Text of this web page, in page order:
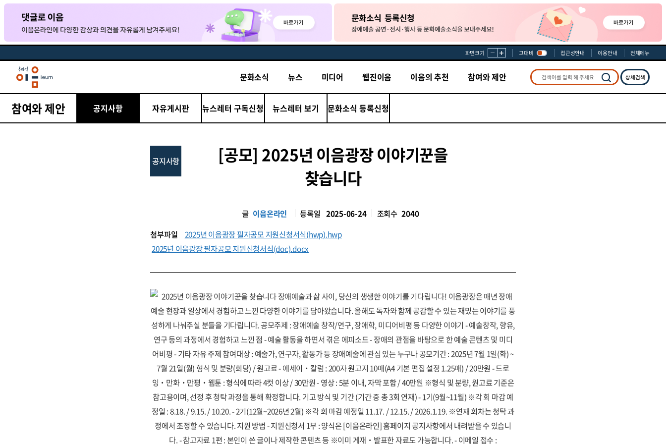
화면크기 고대비 접근성안내 이용안내 전체메뉴
문화소식 뉴스 미디어 웹진이음 이음의 추천 참여와 제안 검색 상세검색
참여와 제안 공지사항 자유게시판 뉴스레터 구독신청 뉴스레터 보기 문화소식 등록신청
공지사항
[공모] 2025년 이음광장 이야기꾼을
찾습니다
글 이음온라인 등록일 2025-06-24 조회수 2040
첨부파일
2025년 이음광장 필자공모 지원신청서식(hwp).hwp
2025년 이음광장 필자공모 지원신청서식(doc).docx